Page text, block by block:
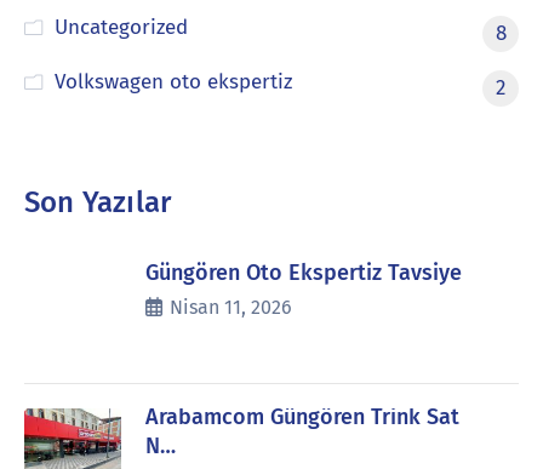
Uncategorized
8
Volkswagen oto ekspertiz
2
Son Yazılar
Güngören Oto Ekspertiz Tavsiye
Nisan 11, 2026
Arabamcom Güngören Trink Sat
N…